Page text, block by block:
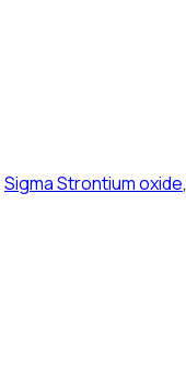
Sigma Strontium oxide,